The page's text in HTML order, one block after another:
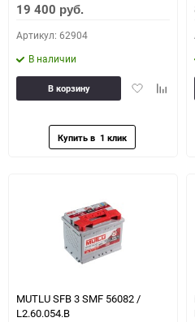
19 400 руб.
Артикул: 62904
В наличии
Добавить
В корзину
MUTLU SFB 3 SMF 56082 /
L2.60.054.B